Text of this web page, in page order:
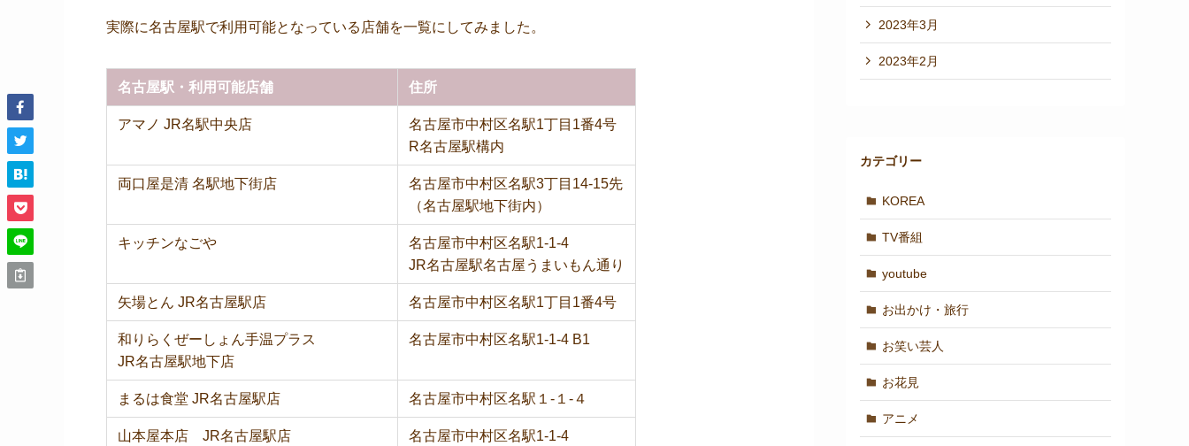
実際に名古屋駅で利用可能となっている店舗を一覧にしてみました。
名古屋駅・利用可能店舗 住所
アマノ JR名駅中央店
名古屋市中村区名駅1丁目1番4号
R名古屋駅構内
両口屋是清 名駅地下街店
名古屋市中村区名駅3丁目14-15先
（名古屋駅地下街内）
キッチンなごや
名古屋市中村区名駅1-1-4
JR名古屋駅名古屋うまいもん通り
矢場とん JR名古屋駅店 名古屋市中村区名駅1丁目1番4号
和りらくぜーしょん手温プラス
JR名古屋駅地下店
名古屋市中村区名駅1-1-4 B1
まるは食堂 JR名古屋駅店 名古屋市中村区名駅１-１-４
山本屋本店 JR名古屋駅店 名古屋市中村区名駅1-1-4
2023年3月
2023年2月
カテゴリー
KOREA
TV番組
youtube
お出かけ・旅行
お笑い芸人
お花見
アニメ